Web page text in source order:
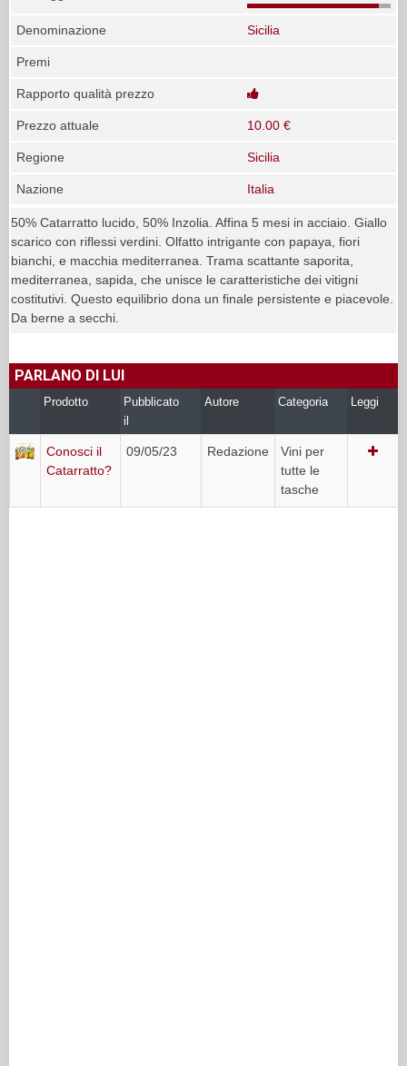
Denominazione Sicilia
Premi
Rapporto qualità prezzo
Prezzo attuale 10.00 €
Regione Sicilia
Nazione Italia
50% Catarratto lucido, 50% Inzolia. Affina 5 mesi in acciaio. Giallo
scarico con riflessi verdini. Olfatto intrigante con papaya, fiori
bianchi, e macchia mediterranea. Trama scattante saporita,
mediterranea, sapida, che unisce le caratteristiche dei vitigni
costitutivi. Questo equilibrio dona un finale persistente e piacevole.
Da berne a secchi.
PARLANO DI LUI
Prodotto
Pubblicato
il
Autore Categoria Leggi
Conosci il
Catarratto?
09/05/23 Redazione
Vini per
tutte le
tasche